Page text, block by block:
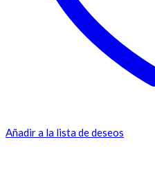
Añadir a la lista de deseos